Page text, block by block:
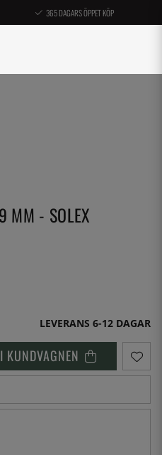
365 DAGARS ÖPPET KÖP
MM - SOLEX
LEVERANS 6-12 DAGAR
KUNDVAGNEN